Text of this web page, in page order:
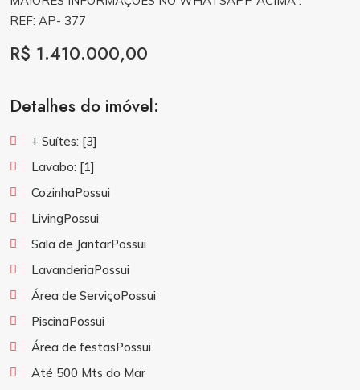
REF: AP- 377
R$ 1.410.000,00
Detalhes do imóvel:
+ Suítes: [3]
Lavabo: [1]
CozinhaPossui
LivingPossui
Sala de JantarPossui
LavanderiaPossui
Área de ServiçoPossui
PiscinaPossui
Área de festasPossui
Até 500 Mts do Mar